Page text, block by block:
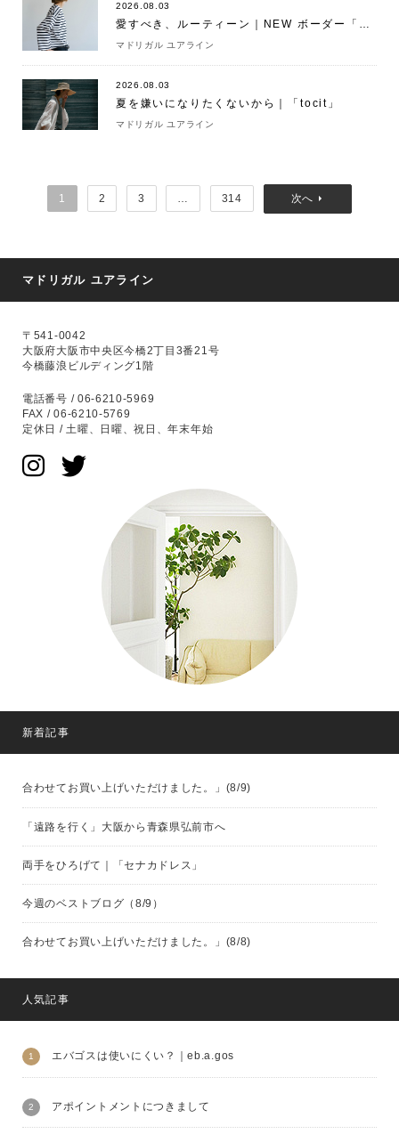
2026.08.03
愛すべき、ルーティーン｜NEW ボーダー「ラテ」
マドリガル ユアライン
2026.08.03
夏を嫌いになりたくないから｜「tocit」
マドリガル ユアライン
1 2 3 … 314
マドリガル ユアライン
〒541-0042
大阪府大阪市中央区今橋2丁目3番21号
今橋藤浪ビルディング1階
電話番号 / 06-6210-5969
FAX / 06-6210-5769
定休日 / 土曜、日曜、祝日、年末年始
新着記事
合わせてお買い上げいただけました。」(8/9)
「遠路を行く」大阪から青森県弘前市へ
両手をひろげて｜「セナカドレス」
今週のベストブログ（8/9）
合わせてお買い上げいただけました。」(8/8)
人気記事
エバゴスは使いにくい？｜eb.a.gos
アポイントメントにつきまして